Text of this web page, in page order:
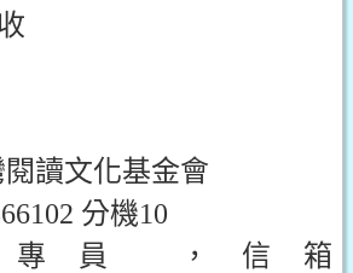
讀文化基金會
分機10
專員 ，信箱